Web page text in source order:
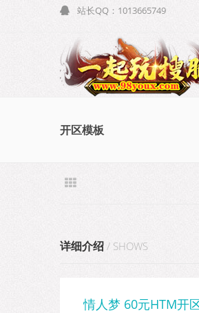
站长QQ：1013665749
开区模板
详细介绍 / SHOWS
情人梦 60元HTM开